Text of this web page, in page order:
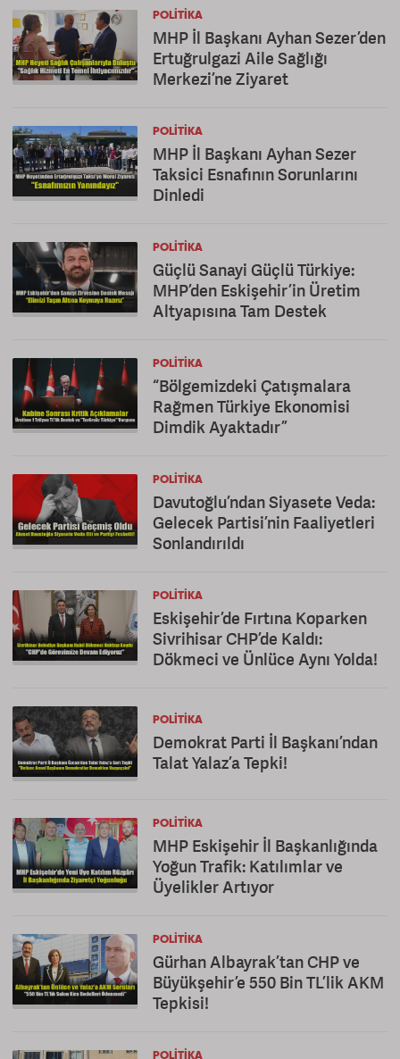
POLITIKA
MHP İl Başkanı Ayhan Sezer’den
Ertuğrulgazi Aile Sağlığı
Merkezi’ne Ziyaret
POLITIKA
MHP İl Başkanı Ayhan Sezer
Taksici Esnafının Sorunlarını
Dinledi
POLITIKA
Güçlü Sanayi Güçlü Türkiye:
MHP’den Eskişehir’in Üretim
Altyapısına Tam Destek
POLITIKA
“Bölgemizdeki Çatışmalara
Rağmen Türkiye Ekonomisi
Dimdik Ayaktadır”
POLITIKA
Davutoğlu’ndan Siyasete Veda:
Gelecek Partisi’nin Faaliyetleri
Sonlandırıldı
POLITIKA
Eskişehir’de Fırtına Koparken
Sivrihisar CHP’de Kaldı:
Dökmeci ve Ünlüce Aynı Yolda!
POLITIKA
Demokrat Parti İl Başkanı’ndan
Talat Yalaz’a Tepki!
POLITIKA
MHP Eskişehir İl Başkanlığında
Yoğun Trafik: Katılımlar ve
Üyelikler Artıyor
POLITIKA
Gürhan Albayrak’tan CHP ve
Büyükşehir’e 550 Bin TL’lik AKM
Tepkisi!
POLITIKA